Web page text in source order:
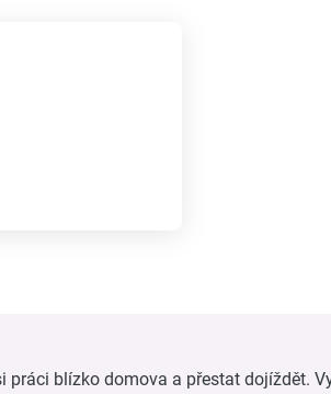
práci blízko domova a přestat dojíždět.